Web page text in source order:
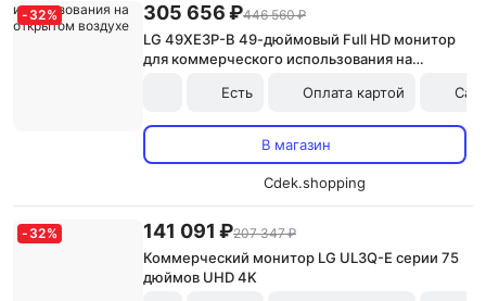
- 32% 305 656 ₽446 560 ₽
LG 49XE3P-B 49-дюймовый Full HD монитор
для коммерческого использования на
Есть
Оплата картой
В магазин
Cdek.shopping
- 32% 141 091 ₽207 347 ₽
Коммерческий монитор LG UL3Q-E серии 75
дюймов UHD 4K